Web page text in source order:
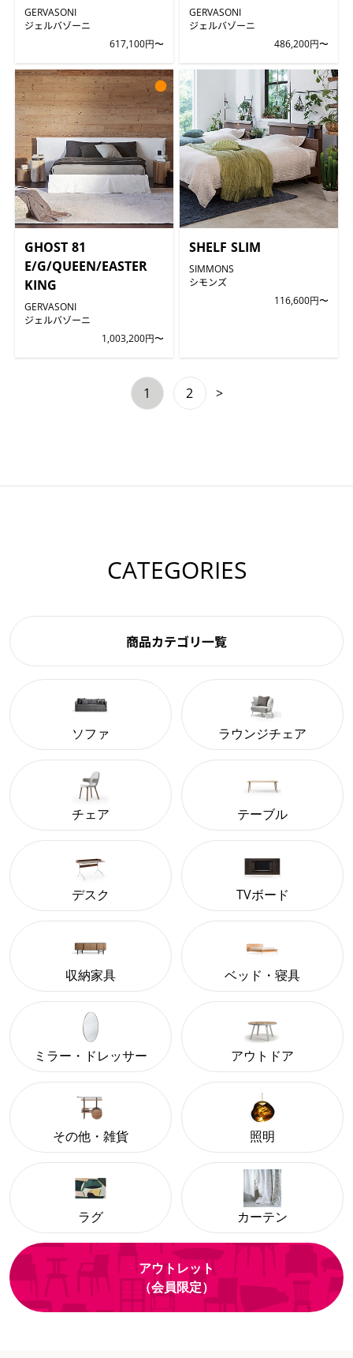
GERVASONI
ジェルバゾーニ
617,100円〜
GERVASONI
ジェルバゾーニ
486,200円〜
GHOST 81
E/G/QUEEN/EASTER
KING
GERVASONI
ジェルバゾーニ
1,003,200円〜
●
SHELF SLIM
SIMMONS
シモンズ
116,600円〜
1 2 >
CATEGORIES
商品カテゴリ一覧
ソファ ラウンジチェア
チェア テーブル
デスク TVボード
収納家具 ベッド・寝具
ミラー・ドレッサー アウトドア
その他・雑貨 照明
ラグ カーテン
アウトレット
（会員限定）